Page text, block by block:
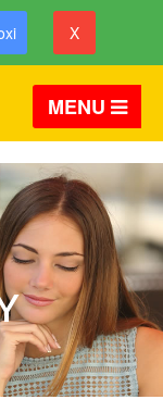
X
MENU